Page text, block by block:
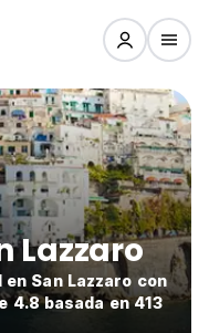
Lazzaro
en San Lazzaro con
4.8 basada en 413